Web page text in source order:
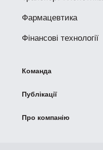
Фармацевтика
Фінансові технології
Команда
Публікації
Про компанію